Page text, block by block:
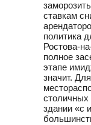
ставкам
политика
Ростова-
полное
этапе
значит.
столичных
здании «с